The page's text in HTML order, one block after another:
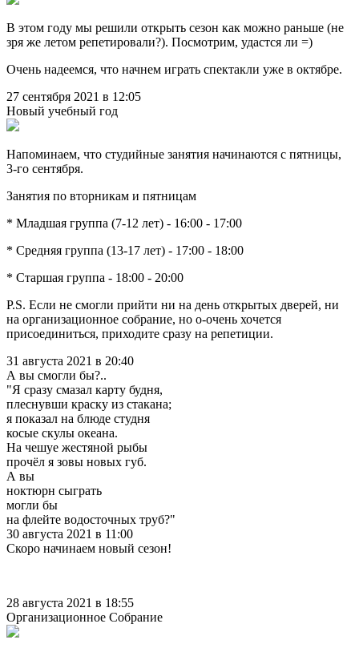
В этом году мы решили открыть сезон как можно раньше (не
зря же летом репетировали?). Посмотрим, удастся ли =)
Очень надеемся, что начнем играть спектакли уже в октябре.
27 сентября 2021 в 12:05
Новый учебный год
Напоминаем, что студийные занятия начинаются с пятницы,
3-го сентября.
Занятия по вторникам и пятницам
* Младшая группа (7-12 лет) - 16:00 - 17:00
* Средняя группа (13-17 лет) - 17:00 - 18:00
* Старшая группа - 18:00 - 20:00
P.S. Если не смогли прийти ни на день открытых дверей, ни
на организационное собрание, но о-очень хочется
присоединиться, приходите сразу на репетиции.
31 августа 2021 в 20:40
А вы смогли бы?..
"Я сразу смазал карту будня,
плеснувши краску из стакана;
я показал на блюде студня
косые скулы океана.
На чешуе жестяной рыбы
прочёл я зовы новых губ.
А вы
ноктюрн сыграть
могли бы
на флейте водосточных труб?"
30 августа 2021 в 11:00
Скоро начинаем новый сезон!
28 августа 2021 в 18:55
Организационное Собрание